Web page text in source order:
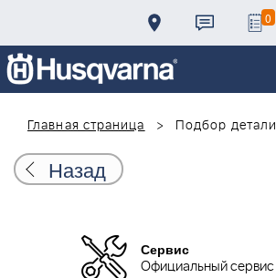
0
Главная страница
Подбор детали
Назад
Сервис
Официальный сервис